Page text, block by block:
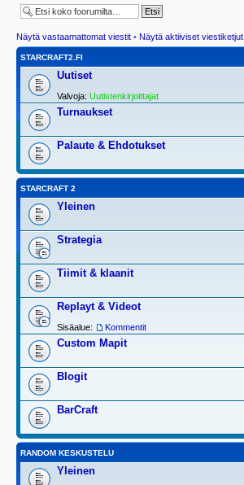
Näytä vastaamattomat viestit • Näytä aktiiviset viestiketjut
STARCRAFT2.FI
Uutiset
Valvoja: Uutistenkirjoittajat
Turnaukset
Palaute & Ehdotukset
STARCRAFT 2
Yleinen
Strategia
Tiimit & klaanit
Replayt & Videot
Sisäalue: Kommentit
Custom Mapit
Blogit
BarCraft
RANDOM KESKUSTELU
Yleinen